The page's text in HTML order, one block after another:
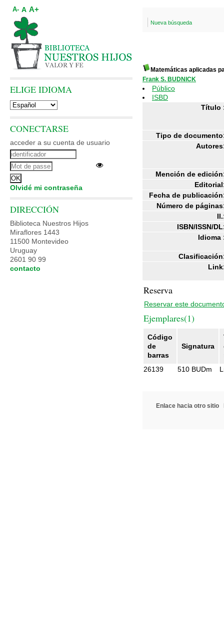
Nueva búsqueda
Matemáticas aplicadas
Frank S. BUDNICK
Público
ISBD
Título
Tipo de
Mención de
Fecha de
Número de
ISBN/ISSN/
Idioma
Reserva
Reservar este
Ejemplares(1)
Código
de
barras
Signatura
26139
510 BUDm
Enlace hacia otro sitio
A- A A+
ELIGE IDIOMA
CONECTARSE
acceder a su cuenta de usuario
Olvidé mi contraseña
DIRECCIÓN
Biblioteca Nuestros Hijos
Miraflores 1443
11500 Montevideo
Uruguay
2601 90 99
contacto